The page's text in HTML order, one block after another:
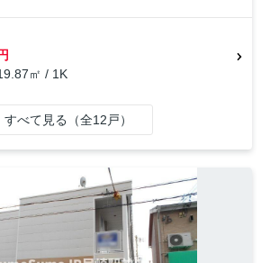
㎡ / 1K
すべて見る（全12戸）